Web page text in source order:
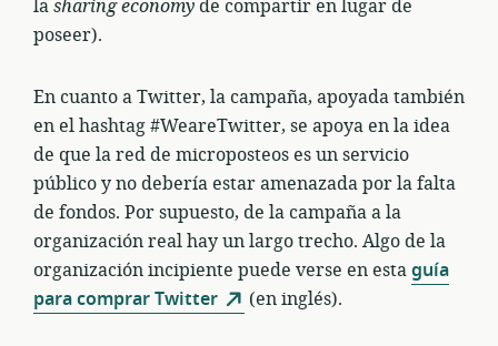
lasharing economy de compartir en lugar de
poseer).
En cuanto a Twitter, la campaña, apoyada también
en el hashtag #WeareTwitter, se apoya en la idea
de que la red de microposteos es un servicio
público y no debería estar amenazada por la falta
de fondos. Por supuesto, de la campaña a la
organización real hay un largo trecho. Algo de la
organización incipiente puede verse en estaguía
para comprar Twitter
(en inglés).